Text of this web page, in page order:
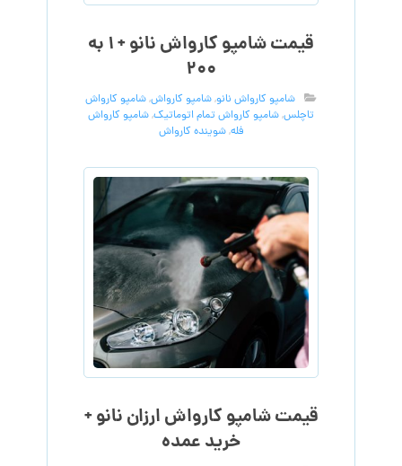
قیمت شامپو کارواش نانو + ۱ به
۲۰۰
شامپو کارواش نانو,شامپو کارواش,شامپو کارواش
تاچلس,شامپو کارواش تمام اتوماتیک,شامپو کارواش
فله,شوینده کارواش
قیمت شامپو کارواش ارزان نانو +
خرید عمده